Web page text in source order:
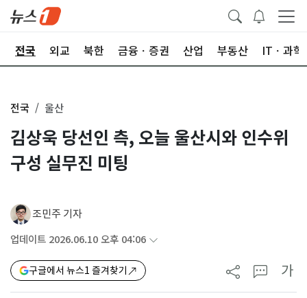
전국 외교 북한 금융ㆍ증권 산업 부동산 ITㆍ과학
전국 울산
김상욱 당선인 측, 오늘 울산시와 인수위
구성 실무진 미팅
조민주 기자
업데이트 2026.06.10 오후 04:06
구글에서 뉴스1 즐겨찾기 가